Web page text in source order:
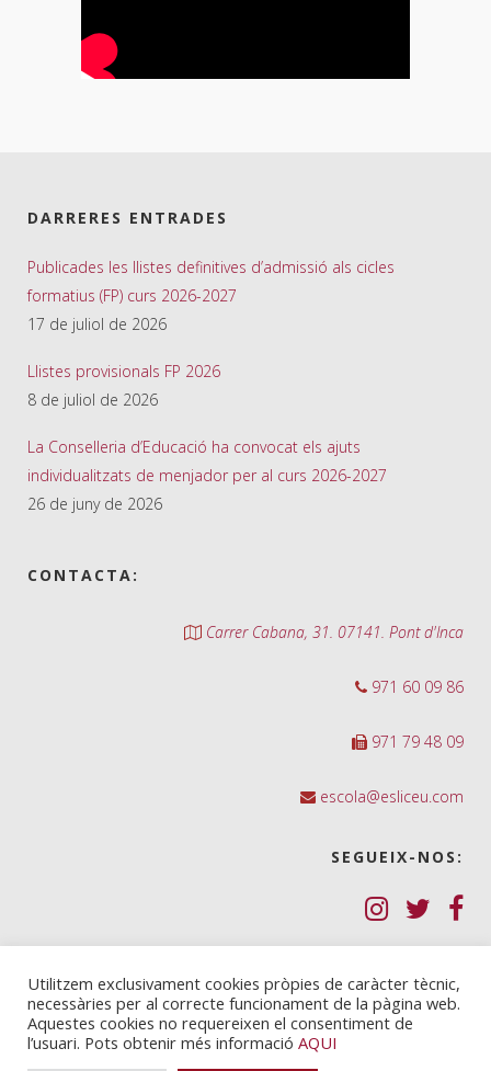
DARRERES ENTRADES
Publicades les llistes definitives d’admissió als cicles
formatius (FP) curs 2026-2027
17 de juliol de 2026
Llistes provisionals FP 2026
8 de juliol de 2026
La Conselleria d’Educació ha convocat els ajuts
individualitzats de menjador per al curs 2026-2027
26 de juny de 2026
CONTACTA:
Carrer Cabana, 31. 07141. Pont d'Inca
971 60 09 86
971 79 48 09
escola@esliceu.com
SEGUEIX-NOS:
Política de Galetes (cookies)
Política de privadesa
Nota legal i condicions d’ús
Utilitzem exclusivament cookies pròpies de caràcter tècnic,
necessàries per al correcte funcionament de la pàgina web.
Aquestes cookies no requereixen el consentiment de
l’usuari. Pots obtenir més informació AQUI